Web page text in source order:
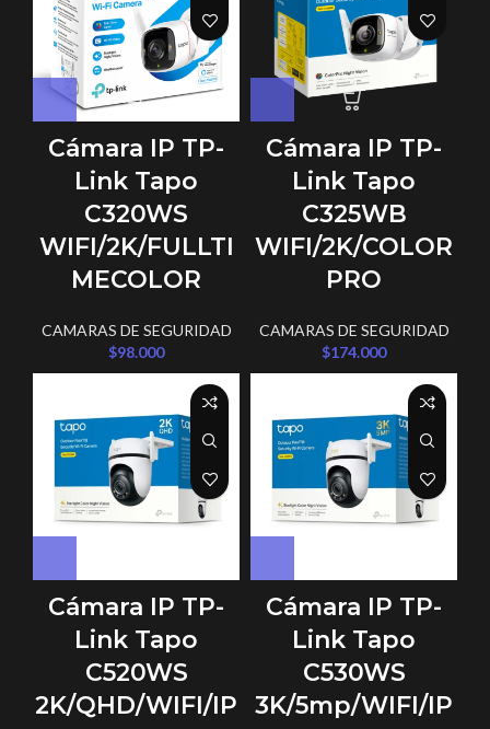
Cámara IP TP-
Link Tapo
C320WS
WIFI/2K/FULLTI
MECOLOR
CAMARAS DE SEGURIDAD
$98.000
Cámara IP TP-
Link Tapo
C325WB
WIFI/2K/COLOR
PRO
CAMARAS DE SEGURIDAD
$174.000
Cámara IP TP-
Link Tapo
C520WS
2K/QHD/WIFI/IP
Cámara IP TP-
Link Tapo
C530WS
3K/5mp/WIFI/IP